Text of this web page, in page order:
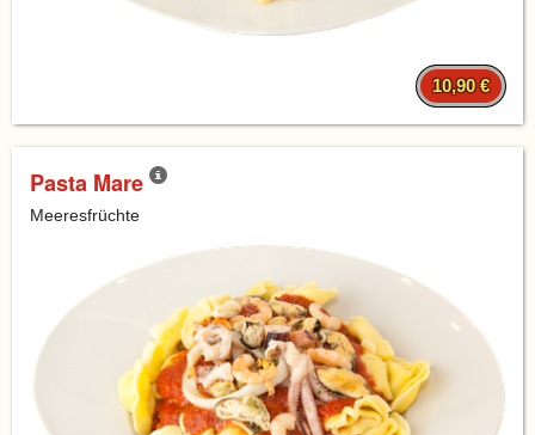
10,90 €
Pasta Mare
Meeresfrüchte